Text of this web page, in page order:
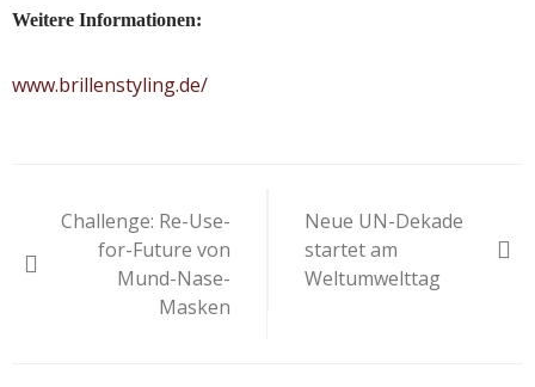
Weitere Informationen:
www.brillenstyling.de/
Challenge: Re-Use-
for-Future von
Mund-Nase-
Masken
Neue UN-Dekade
startet am
Weltumwelttag